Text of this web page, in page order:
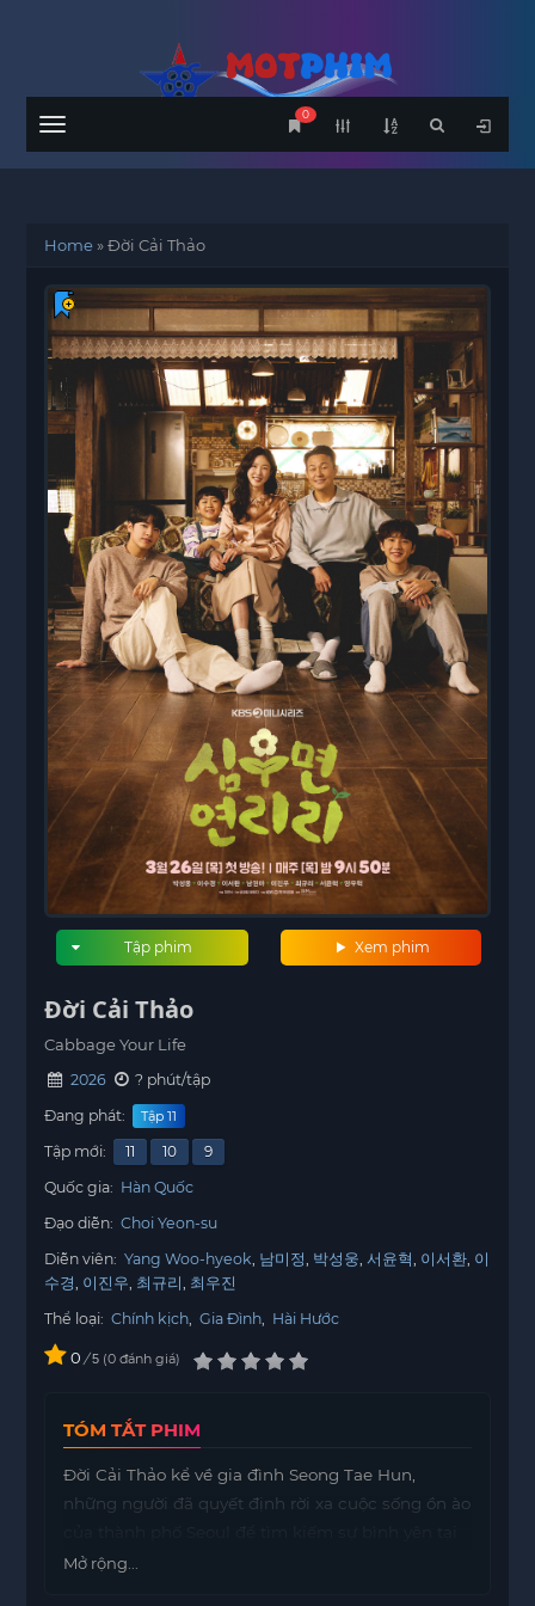
Menu
0
Home»Đời Cải Thảo
Xem phim
Tập phim
Đời Cải Thảo
Cabbage Your Life
2026
? phút/tập
Đang phát:
Tập 11
Tập mới: 11 10
9
Quốc gia: Hàn Quốc
Đạo diễn: Choi Yeon-su
Diễn viên: Yang Woo-hyeok 남미정 박성웅 서윤혁 이서환 이
수경 이진우 최규리 최우진
Thể loại: Chính kịch, Gia Đình, Hài Hước
0 / 5 0 đánh giá
TÓM TẮT PHIM
Đời Cải Thảo kể về gia đình Seong Tae Hun,
những người đã quyết định rời xa cuộc sống ồn ào
Yeonriri. Tuy nhiên, họ lại gặp không ít khó khăn
Mở rộng...